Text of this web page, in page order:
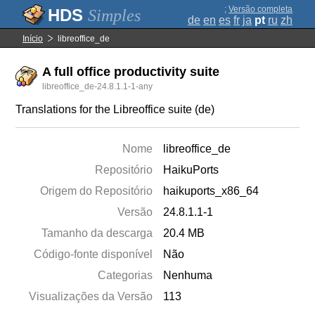
Simples ; Versão completa
de en es fr ja pt ru zh
Início libreoffice_de
A full office productivity suite
libreoffice_de-24.8.1.1-1-any
Translations for the Libreoffice suite (de)
Nome
libreoffice_de
Repositório
HaikuPorts
Origem do Repositório
haikuports_x86_64
Versão
24.8.1.1-1
Tamanho da descarga
20.4 MB
Código-fonte disponível
Não
Categorias
Nenhuma
Visualizações da Versão
113